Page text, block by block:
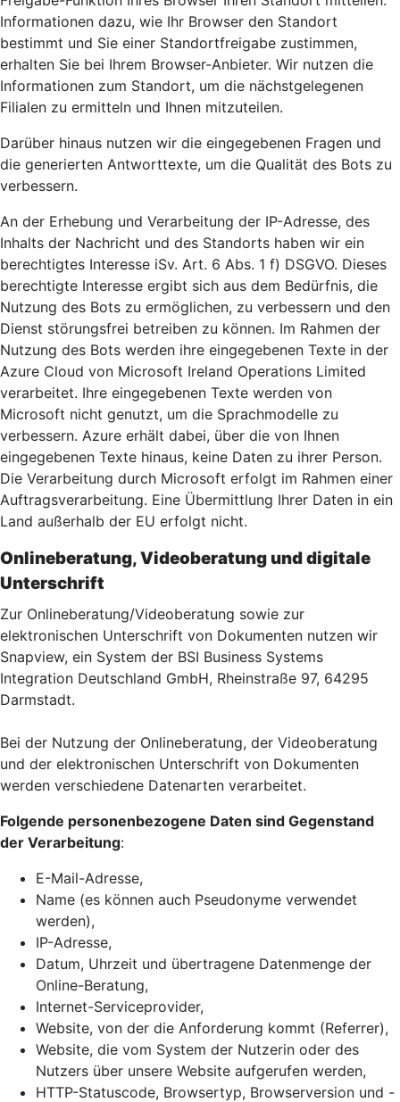
Informationen dazu, wie Ihr Browser den Standort
bestimmt und Sie einer Standortfreigabe zustimmen,
erhalten Sie bei Ihrem Browser-Anbieter. Wir nutzen die
Informationen zum Standort, um die nächstgelegenen
Filialen zu ermitteln und Ihnen mitzuteilen.
Darüber hinaus nutzen wir die eingegebenen Fragen und
die generierten Antworttexte, um die Qualität des Bots zu
verbessern.
An der Erhebung und Verarbeitung der IP-Adresse, des
Inhalts der Nachricht und des Standorts haben wir ein
berechtigtes Interesse iSv. Art. 6 Abs. 1 f) DSGVO. Dieses
berechtigte Interesse ergibt sich aus dem Bedürfnis, die
Nutzung des Bots zu ermöglichen, zu verbessern und den
Dienst störungsfrei betreiben zu können. Im Rahmen der
Nutzung des Bots werden ihre eingegebenen Texte in der
Azure Cloud von Microsoft Ireland Operations Limited
verarbeitet. Ihre eingegebenen Texte werden von
Microsoft nicht genutzt, um die Sprachmodelle zu
verbessern. Azure erhält dabei, über die von Ihnen
eingegebenen Texte hinaus, keine Daten zu ihrer Person.
Die Verarbeitung durch Microsoft erfolgt im Rahmen einer
Auftragsverarbeitung. Eine Übermittlung Ihrer Daten in ein
Land außerhalb der EU erfolgt nicht.
Onlineberatung, Videoberatung und digitale
Unterschrift
Zur Onlineberatung/Videoberatung sowie zur
elektronischen Unterschrift von Dokumenten nutzen wir
Snapview, ein System der BSI Business Systems
Integration Deutschland GmbH, Rheinstraße 97, 64295
Darmstadt.
Bei der Nutzung der Onlineberatung, der Videoberatung
und der elektronischen Unterschrift von Dokumenten
werden verschiedene Datenarten verarbeitet.
Folgende personenbezogene Daten sind Gegenstand
der Verarbeitung:
E-Mail-Adresse,
Name (es können auch Pseudonyme verwendet
werden),
IP-Adresse,
Datum, Uhrzeit und übertragene Datenmenge der
Online-Beratung,
Internet-Serviceprovider,
Website, von der die Anforderung kommt (Referrer),
Website, die vom System der Nutzerin oder des
Nutzers über unsere Website aufgerufen werden,
HTTP-Statuscode, Browsertyp, Browserversion und -